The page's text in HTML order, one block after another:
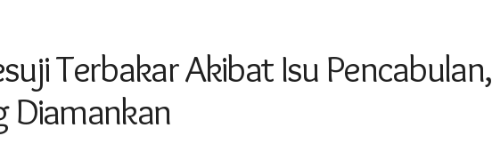
Terbakar Akibat Isu Pencabulan,
Diamankan